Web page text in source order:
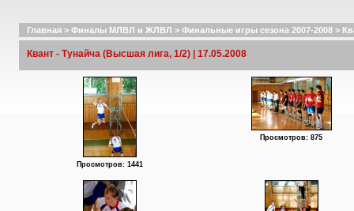
Главная > Финалы МЛВЛ и ЖЛВЛ > Финальные игры сезона 2007-2008 >
Квант - Тунайча (Высшая лига, 1/2) | 17.05.2008
Просмотров: 1441
Просмотров: 875